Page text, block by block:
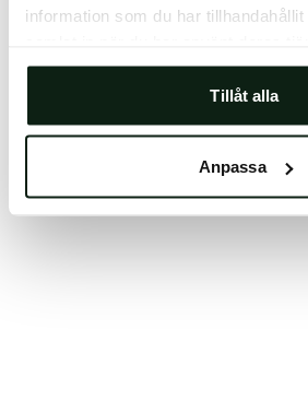
information som du har
Tillåt alla
Anpassa
We apologize for the